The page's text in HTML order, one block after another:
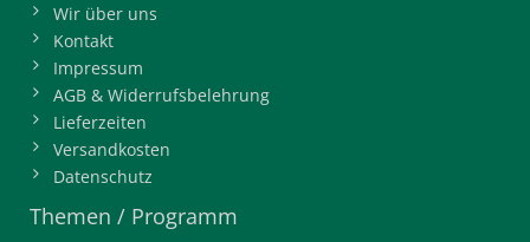
Wir über uns
Kontakt
Impressum
AGB & Widerrufsbelehrung
Lieferzeiten
Versandkosten
Datenschutz
Themen / Programm